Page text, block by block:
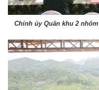
Chính ủy Quân khu 2